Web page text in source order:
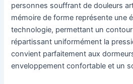
personnes souffrant de douleurs
mémoire de forme représente une
technologie, permettant un
répartissant uniformément la
convient parfaitement aux
enveloppement confortable et un